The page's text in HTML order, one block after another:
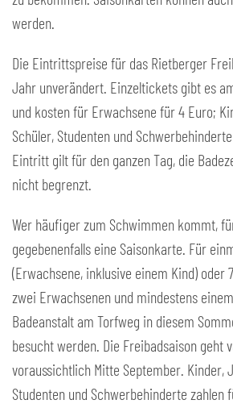
werden.
Die Eintrittspreise für das Rietberger
Jahr unverändert. Einzeltickets gibt es
und kosten für Erwachsene für 4 Euro;
Schüler, Studenten und
Eintritt gilt für den ganzen Tag, die
nicht begrenzt.
Wer häufiger zum Schwimmen kommt,
gegebenenfalls eine Saisonkarte. Für
(Erwachsene, inklusive einem Kind) oder
zwei Erwachsenen und mindestens
Badeanstalt am Torfweg in diesem
besucht werden. Die Freibadsaison geht
voraussichtlich Mitte September. Kinder,
Studenten und Schwerbehinderte zahlen